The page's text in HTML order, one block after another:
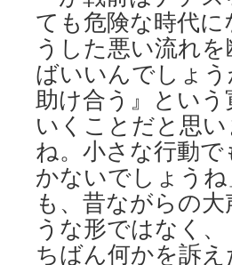
ても危険な時代
うした悪い流れ
ばいいんでしょ
助け合う』とい
いくことだと思
ね。小さな行動
かないでしょう
も、昔ながらの
うな形ではなく
ちばん何かを訴